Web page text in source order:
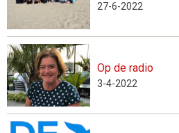
27-6-2022
Op de radio
3-4-2022